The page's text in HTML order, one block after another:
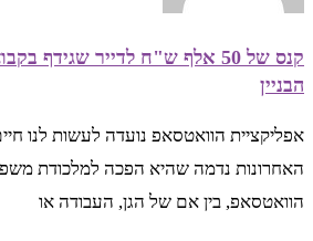
קנס של 50 אלף ש"ח לדייר
הבניין
אפליקציית הוואטסאפ נועדה לעשות לנו
האחרונות נדמה שהיא הפכה למלכודת
הוואטסאפ, בין אם של הגן, העבודה או